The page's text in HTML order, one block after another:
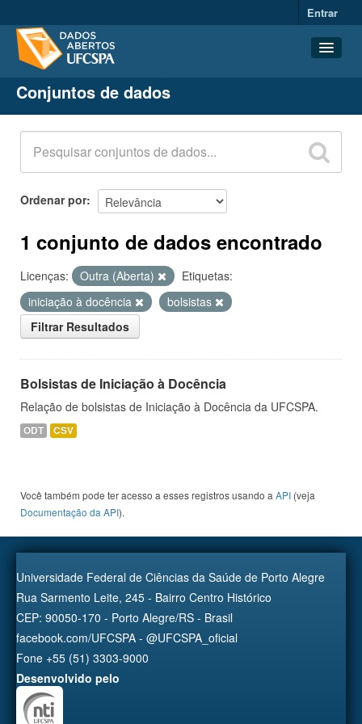
Entrar
Conjuntos de dados
Organizações
Grupos
Sobre
Conjuntos de dados
Ordenar por
1 conjunto de dados encontrado
Licenças: Outra (Aberta)
Etiquetas:
iniciação à docência
bolsistas
Filtrar Resultados
Bolsistas de Iniciação à Docência
Relação de bolsistas de Iniciação à Docência da UFCSPA.
ODT CSV
Você também pode ter acesso a esses registros usando a API (veja
Documentação da API).
Universidade Federal de Ciências da Saúde de Porto Alegre
Rua Sarmento Leite, 245 - Bairro Centro Histórico
CEP: 90050-170 - Porto Alegre/RS - Brasil
facebook.com/UFCSPA - @UFCSPA_oficial
Fone +55 (51) 3303-9000
Desenvolvido pelo